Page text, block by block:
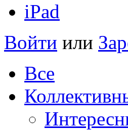
iPad
Войти или
Все